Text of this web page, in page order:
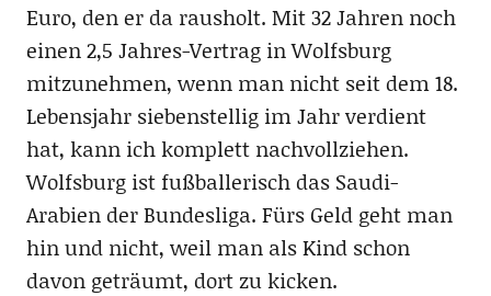
Euro, den er da rausholt. Mit 32 Jahren noch
einen 2,5 Jahres-Vertrag in Wolfsburg
mitzunehmen, wenn man nicht seit dem 18.
Lebensjahr siebenstellig im Jahr verdient
hat, kann ich komplett nachvollziehen.
Wolfsburg ist fußballerisch das Saudi-
Arabien der Bundesliga. Fürs Geld geht man
hin und nicht, weil man als Kind schon
davon geträumt, dort zu kicken.